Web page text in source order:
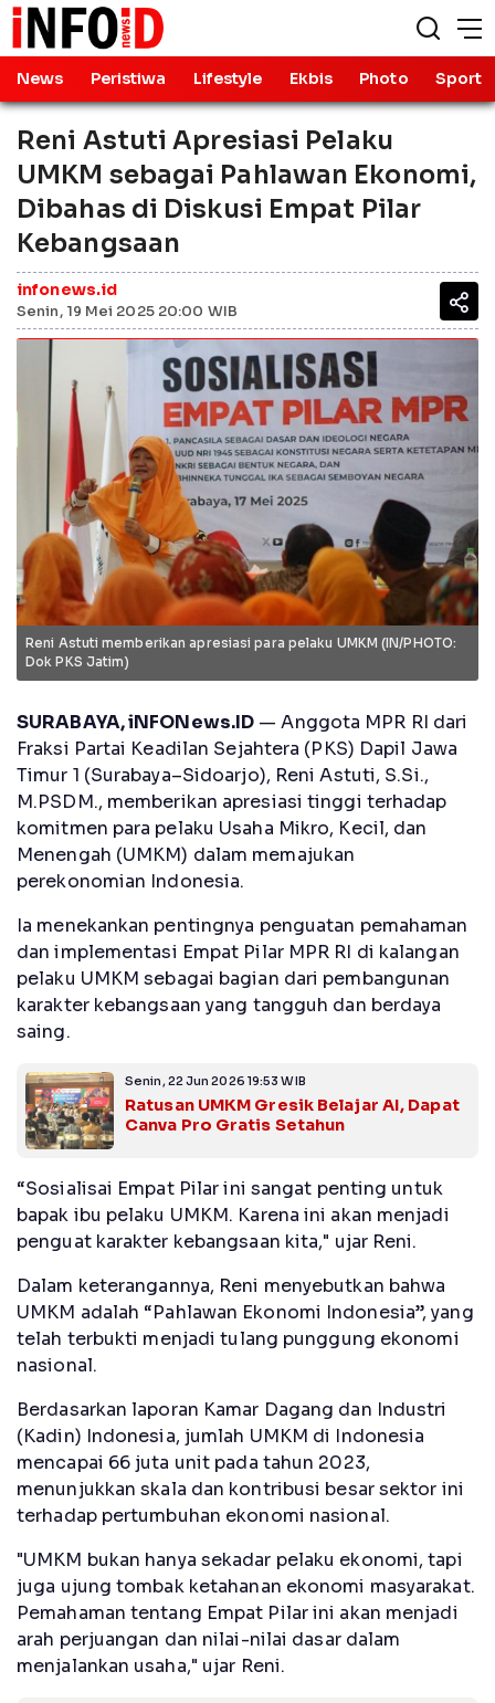
News Peristiwa Lifestyle Ekbis Photo Sport
Reni Astuti Apresiasi Pelaku
UMKM sebagai Pahlawan Ekonomi,
Dibahas di Diskusi Empat Pilar
Kebangsaan
infonews.id
Senin, 19 Mei 2025 20:00 WIB
Reni Astuti memberikan apresiasi para pelaku UMKM (IN/PHOTO:
Dok PKS Jatim)
SURABAYA, iNFONews.ID — Anggota MPR RI dari
Fraksi Partai Keadilan Sejahtera (PKS) Dapil Jawa
Timur 1 (Surabaya–Sidoarjo), Reni Astuti, S.Si.,
M.PSDM., memberikan apresiasi tinggi terhadap
komitmen para pelaku Usaha Mikro, Kecil, dan
Menengah (UMKM) dalam memajukan
perekonomian Indonesia.
Ia menekankan pentingnya penguatan pemahaman
dan implementasi Empat Pilar MPR RI di kalangan
pelaku UMKM sebagai bagian dari pembangunan
karakter kebangsaan yang tangguh dan berdaya
saing.
Senin, 22 Jun 2026 19:53 WIB
Ratusan UMKM Gresik Belajar AI, Dapat
Canva Pro Gratis Setahun
“Sosialisai Empat Pilar ini sangat penting untuk
bapak ibu pelaku UMKM. Karena ini akan menjadi
penguat karakter kebangsaan kita," ujar Reni.
Dalam keterangannya, Reni menyebutkan bahwa
UMKM adalah “Pahlawan Ekonomi Indonesia”, yang
telah terbukti menjadi tulang punggung ekonomi
nasional.
Berdasarkan laporan Kamar Dagang dan Industri
(Kadin) Indonesia, jumlah UMKM di Indonesia
mencapai 66 juta unit pada tahun 2023,
menunjukkan skala dan kontribusi besar sektor ini
terhadap pertumbuhan ekonomi nasional.
"UMKM bukan hanya sekadar pelaku ekonomi, tapi
juga ujung tombak ketahanan ekonomi masyarakat.
Pemahaman tentang Empat Pilar ini akan menjadi
arah perjuangan dan nilai-nilai dasar dalam
menjalankan usaha," ujar Reni.